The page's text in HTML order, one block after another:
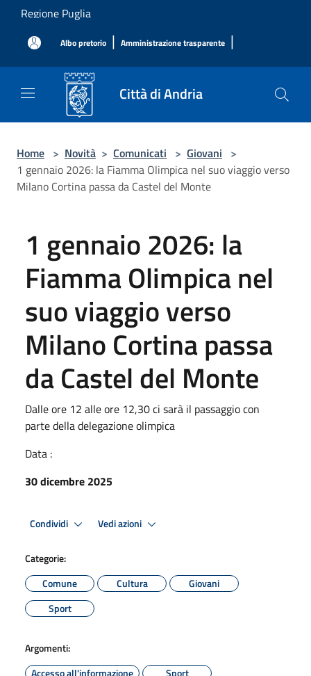
Salta al contenuto principale
Regione Puglia
Albo pretorio | Amministrazione trasparente |
Città di Andria
Home > Novità > Comunicati > Giovani >
1 gennaio 2026: la Fiamma Olimpica nel suo viaggio verso
Milano Cortina passa da Castel del Monte
1 gennaio 2026: la
Fiamma Olimpica nel
suo viaggio verso
Milano Cortina passa
da Castel del Monte
Dalle ore 12 alle ore 12,30 ci sarà il passaggio con
parte della delegazione olimpica
Data :
30 dicembre 2025
Condividi Vedi azioni
Categorie:
Comune
Cultura
Giovani
Sport
Argomenti:
Accesso all'informazione
Sport